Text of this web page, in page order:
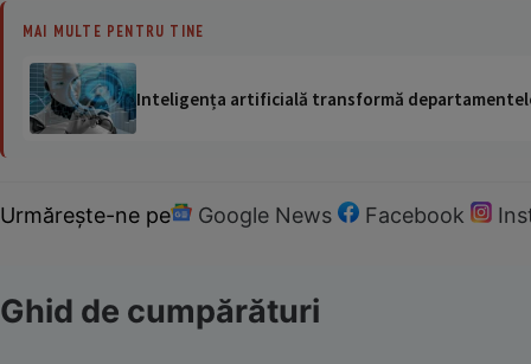
MAI MULTE PENTRU TINE
Inteligența artificială transformă
Urmărește-ne pe Google News Facebook
Ghid de cumpărături